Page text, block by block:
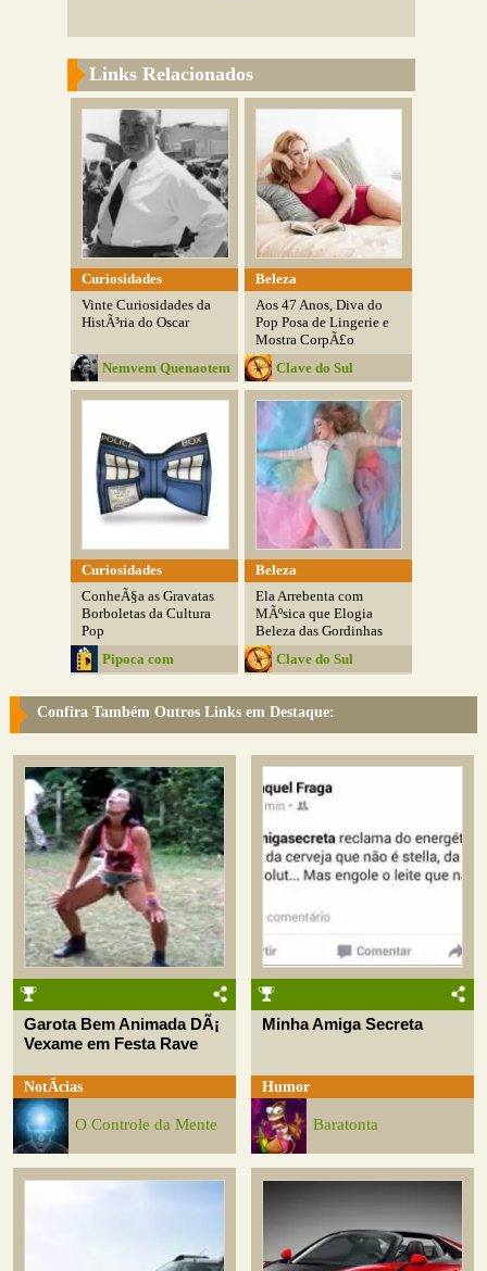
Links Relacionados
Curiosidades
Vinte Curiosidades da
HistÃ³ria do Oscar
Nemvem Quenaotem
Beleza
Aos 47 Anos, Diva do
Pop Posa de Lingerie e
Mostra CorpÃ£o
Clave do Sul
Curiosidades
ConheÃ§a as Gravatas
Borboletas da Cultura
Pop
Pipoca com
Beleza
Ela Arrebenta com
MÃºsica que Elogia
Beleza das Gordinhas
Clave do Sul
Confira Também Outros Links em Destaque:
Garota Bem Animada DÃ¡
Vexame em Festa Rave
NotÃ­cias
O Controle da Mente
Minha Amiga Secreta
Humor
Baratonta